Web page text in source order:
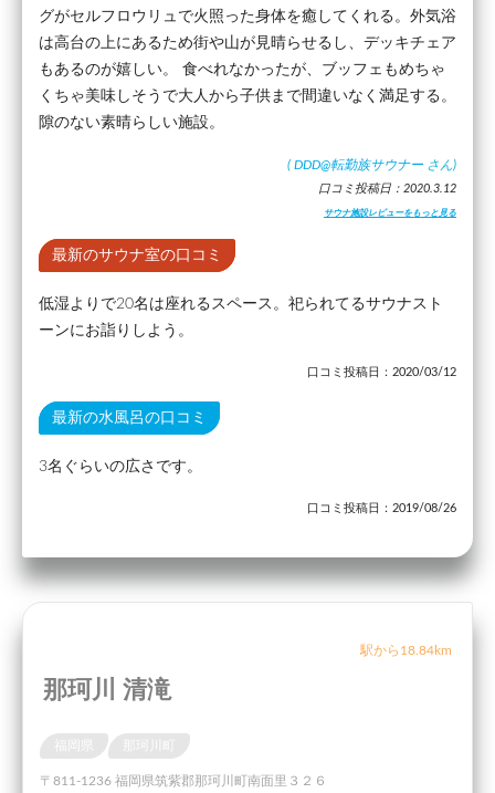
グがセルフロウリュで火照った身体を癒してくれる。外気浴
は高台の上にあるため街や山が見晴らせるし、デッキチェア
もあるのが嬉しい。 食べれなかったが、ブッフェもめちゃ
くちゃ美味しそうで大人から子供まで間違いなく満足する。
隙のない素晴らしい施設。
( DDD@転勤族サウナー さん)
口コミ投稿日：2020.3.12
サウナ施設レビューをもっと見る
最新のサウナ室の口コミ
低湿よりで20名は座れるスペース。祀られてるサウナスト
ーンにお詣りしよう。
口コミ投稿日：2020/03/12
最新の水風呂の口コミ
3名ぐらいの広さです。
口コミ投稿日：2019/08/26
駅から18.84km
那珂川 清滝
〒811-1236 福岡県筑紫郡那珂川町南面里３２６